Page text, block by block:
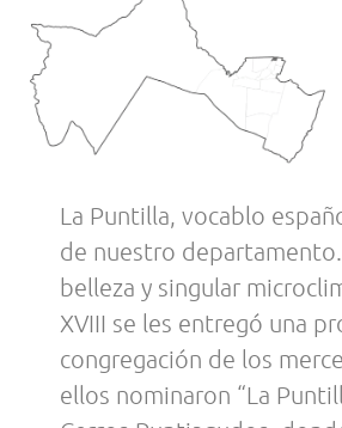
La Puntilla, vocablo
de nuestro
belleza y singular
XVIII se les entregó una
congregación de los
ellos nominaron “La